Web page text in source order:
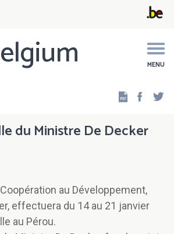
MENU
du Ministre De Decker
au Développement,
effectuera du 14 au 21 janvier
au Pérou.